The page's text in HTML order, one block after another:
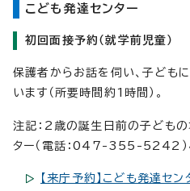
こども発達センター
初回面接予約（就学前児童）
保護者からお話を伺い、子ども
います（所要時間約1時間）。
注記：2歳の誕生日前の子どもの
ター（電話：047-355-5242）
【来庁予約】こども発達セ